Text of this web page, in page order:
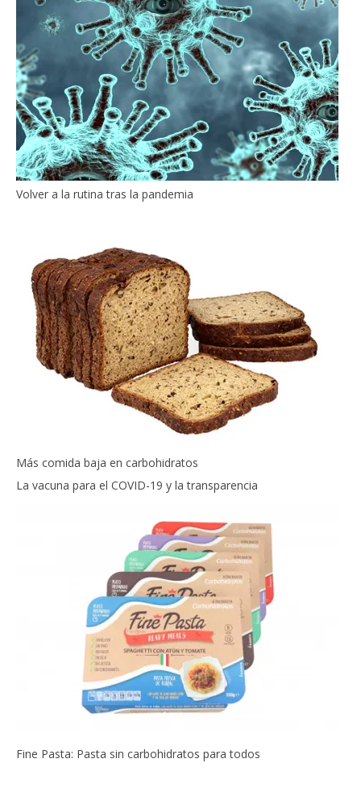
Volver a la rutina tras la pandemia
Más comida baja en carbohidratos
La vacuna para el COVID-19 y la transparencia
Fine Pasta: Pasta sin carbohidratos para todos